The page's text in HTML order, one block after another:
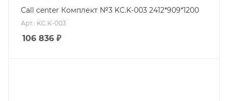
Call center Комплект №3 KC.K-003 2412*909*1200
Арт.: KC.K-003
106 836 ₽